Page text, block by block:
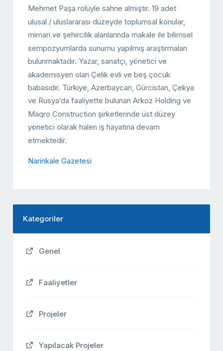
Mehmet Paşa rolüyle sahne almıştır. 19 adet
ulusal / uluslararası düzeyde toplumsal konular,
mimari ve şehircilik alanlarında makale ile bilimsel
sempozyumlarda sunumu yapılmış araştırmaları
bulunmaktadır. Yazar, sanatçı, yönetici ve
akademisyen olan Çelik evli ve beş çocuk
babasıdır. Türkiye, Azerbaycan, Gürcistan, Çekya
ve Rusya’da faaliyette bulunan Arkoz Holding ve
Maqro Construction şirketlerinde üst düzey
yönetici olarak halen iş hayatına devam
etmektedir.
Narinkale Gazetesi
Kategoriler
Genel
Faaliyetler
Projeler
Yapılacak Projeler